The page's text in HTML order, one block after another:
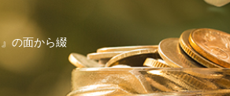
の面から綴